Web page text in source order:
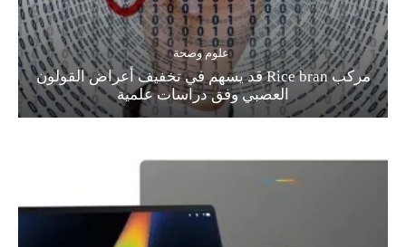
علوم وصحة
مركب Rice bran قد يسهم في تخفيف أعراض القولون
العصبي وفق دراسات علمية